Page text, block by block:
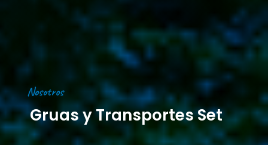
Nosotros
Gruas y Transportes Set